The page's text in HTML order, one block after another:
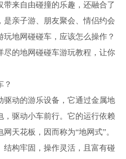
带来自由碰撞的乐趣，还融合了
是亲子游、朋友聚会、情侣约会
地网碰碰车，应该怎么操作？
尽的地网碰碰车游玩教程，让你
？
驱动的游乐设备，它通过金属地
，驱动小车前行。它的运行依赖
天花板，因而称为“地网式”。
结构牢固，操作灵活，且富有碰